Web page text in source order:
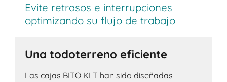
Evite retrasos e interrupciones
optimizando su flujo de trabajo
Una todoterreno eficiente
Las cajas BITO KLT han sido diseñadas